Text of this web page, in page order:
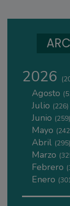
2026
Agosto
Julio (226)
Junio (259)
Mayo
Abril (295)
Marzo
Febrero
Enero